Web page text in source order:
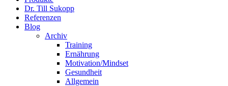
Dr. Till Sukopp
Referenzen
Blog
Archiv
Training
Ernährung
Motivation/Mindset
Gesundheit
Allgemein